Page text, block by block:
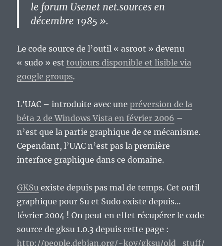
le forum Usenet net.sources en
décembre 1985 ».
Le code source de l’outil « asroot » devenu
« sudo » esttoujours disponible et lisible via
google groups.
L’UAC – introduite avec unepréversion de la
béta 2 de Windows Vista en février 2006 –
n’est que la partie graphique de ce mécanisme.
Cependant, l’UAC n’est pas la première
interface graphique dans ce domaine.
GKSu existe depuis pas mal de temps. Cet outil
graphique pour Su et Sudo existe depuis…
février 2004 ! On peut en effet récupérer le code
source de gksu 1.0.3 depuis cette page :
http://people.debian.org/~kov/gksu/old_stuff/